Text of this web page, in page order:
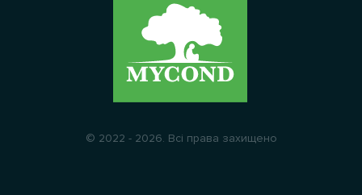
© 2022 - 2026. Всі права захищено